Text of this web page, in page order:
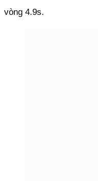
vòng 4.9s.